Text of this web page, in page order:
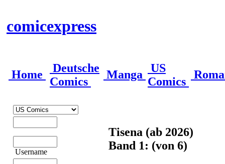
comicexpress
Home
Deutsche
Comics
Manga
US
Comics
Username
Tisena (ab 2026)
Band 1: (von 6)